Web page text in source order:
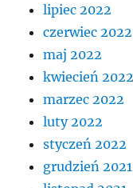
lipiec 2022
czerwiec 2022
maj 2022
kwiecień 2022
marzec 2022
luty 2022
styczeń 2022
grudzień 2021